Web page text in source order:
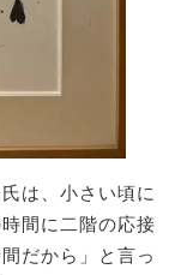
は、小さい頃に
間に二階の応接
だから」と言っ